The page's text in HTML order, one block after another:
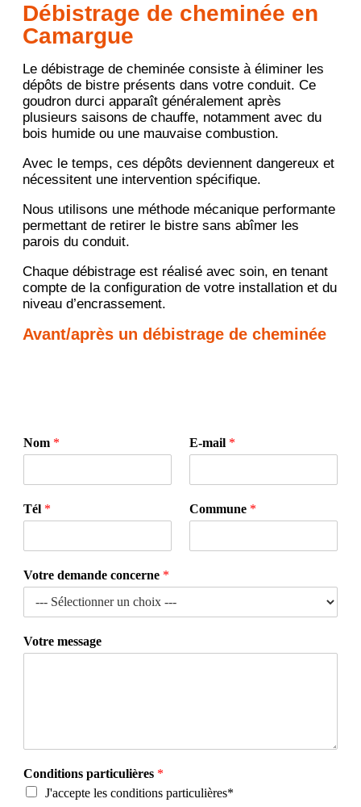
Débistrage de cheminée en
Camargue
Le débistrage de cheminée consiste à éliminer les
dépôts de bistre présents dans votre conduit. Ce
goudron durci apparaît généralement après
plusieurs saisons de chauffe, notamment avec du
bois humide ou une mauvaise combustion.
Avec le temps, ces dépôts deviennent dangereux et
nécessitent une intervention spécifique.
Nous utilisons une méthode mécanique performante
permettant de retirer le bistre sans abîmer les
parois du conduit.
Chaque débistrage est réalisé avec soin, en tenant
compte de la configuration de votre installation et du
niveau d’encrassement.
Avant/après un débistrage de cheminée
Nom * E-mail *
Tél * Commune *
Votre demande concerne *
Votre message
Conditions particulières *
J'accepte les conditions particulières*